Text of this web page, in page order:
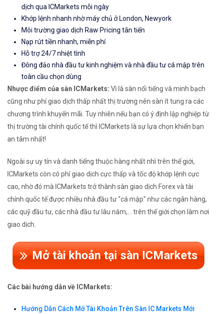
dịch qua ICMarkets mỗi ngày
Khớp lệnh nhanh nhờ máy chủ ở London, Newyork
Môi trường giao dịch Raw Pricing tân tiến
Nạp rút tiền nhanh, miễn phí
Hỗ trợ 24/7 nhiệt tình
Đông đảo nhà đầu tư kinh nghiệm và nhà đầu tư cá mập trên
toàn cầu chọn dùng
Nhược điểm của sàn ICMarkets: Vì là sàn nổi tiếng và minh bạch
cũng như phí giao dịch thấp nhất thị trường nên sàn ít tung ra các
chương trình khuyến mãi. Tuy nhiên nếu bạn có ý định lập nghiệp từ
thị trường tài chính quốc tế thì ICMarkets là sự lựa chọn khiến bạn
an tâm nhất!
Ngoài sự uy tín và danh tiếng thuộc hàng nhất nhì trên thế giới,
ICMarkets còn có phí giao dịch cực thấp và tốc độ khớp lệnh cực
cao, nhờ đó mà ICMarkets trở thành sàn giao dịch Forex và tài
chính quốc tế được nhiều nhà đầu tư "cá mập" như các ngân hàng,
các quỹ đầu tư, các nhà đầu tư lâu năm,... trên thế giới chọn làm nơi
giao dịch.
Mở tài khoản tại sàn ICMarkets
Các bài hướng dẫn về ICMarkets:
Hướng Dẫn Cách Mở Tài Khoản Trên Sàn IC Markets Mới